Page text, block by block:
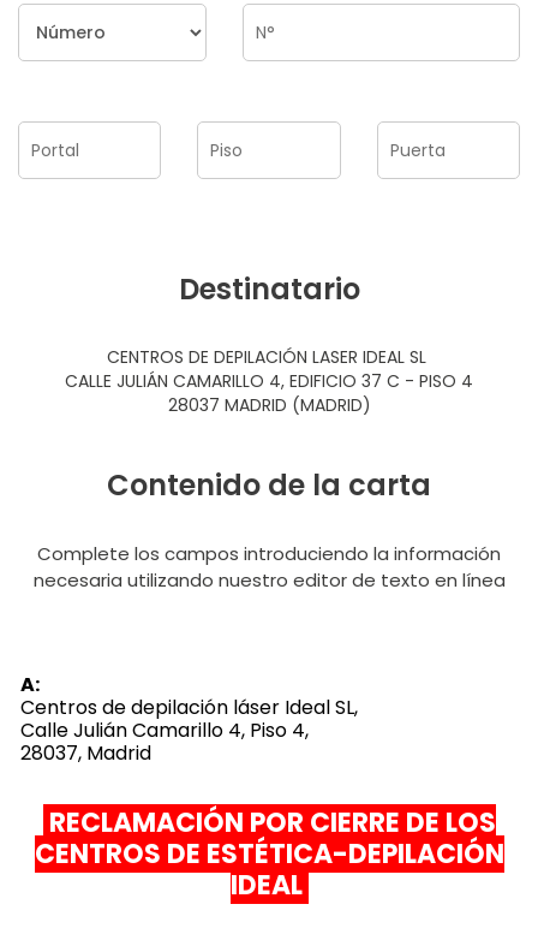
Destinatario
CENTROS DE DEPILACIÓN LASER IDEAL SL
CALLE JULIÁN CAMARILLO 4, EDIFICIO 37 C - PISO 4
28037 MADRID (MADRID)
Contenido de la carta
Complete los campos introduciendo la información
necesaria utilizando nuestro editor de texto en línea
A:
Centros de depilación láser Ideal SL,
Calle Julián Camarillo 4, Piso 4,
28037, Madrid
RECLAMACIÓN POR CIERRE DE LOS
CENTROS DE ESTÉTICA-DEPILACIÓN
IDEAL